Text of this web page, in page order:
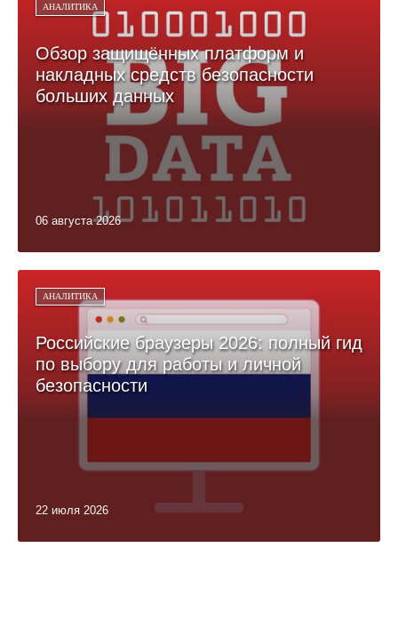
АНАЛИТИКА
Обзор защищённых платформ и
накладных средств безопасности
больших данных
06 августа 2026
АНАЛИТИКА
Российские браузеры 2026: полный гид
по выбору для работы и личной
безопасности
22 июля 2026